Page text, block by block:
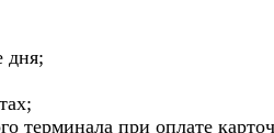
дня;
терминала при оплате